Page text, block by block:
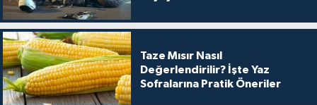
Taze Mısır Nasıl
Değerlendirilir? İşte Yaz
Sofralarına Pratik Öneriler